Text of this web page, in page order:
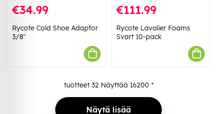
€34.99
Rycote Cold Shoe Adaptor
3/8"
€111.99
Rycote Lavalier Foams
Svart 10-pack
tuotteet 32Näyttää 16200 *
Näytä lisää